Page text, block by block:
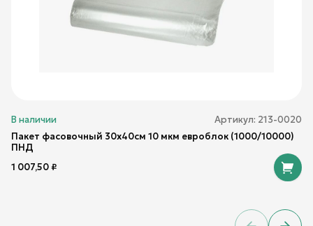
В наличии Артикул: 213-0020
Пакет фасовочный 30х40см 10 мкм евроблок (1000/10000)
ПНД
1 007,50₽